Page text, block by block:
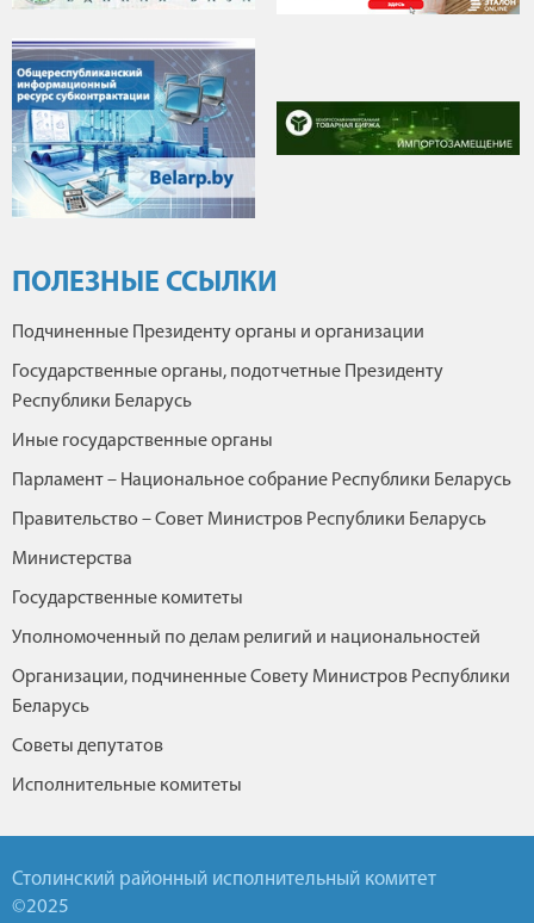
ПОЛЕЗНЫЕ ССЫЛКИ
Подчиненные Президенту органы и организации
Государственные органы, подотчетные Президенту
Республики Беларусь
Иные государственные органы
Парламент – Национальное собрание Республики Беларусь
Правительство – Совет Министров Республики Беларусь
Министерства
Государственные комитеты
Уполномоченный по делам религий и национальностей
Организации, подчиненные Совету Министров Республики
Беларусь
Советы депутатов
Исполнительные комитеты
Столинский районный исполнительный комитет
©2025